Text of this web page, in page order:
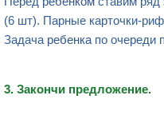
(6 шт). Парные карточки-
Задача ребенка по очереди
3. Закончи предложение.